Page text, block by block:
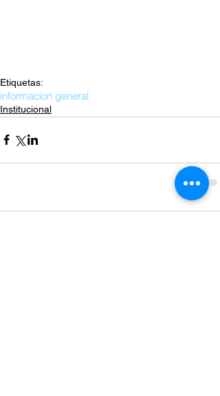
Etiquetas:
informacion general
Institucional